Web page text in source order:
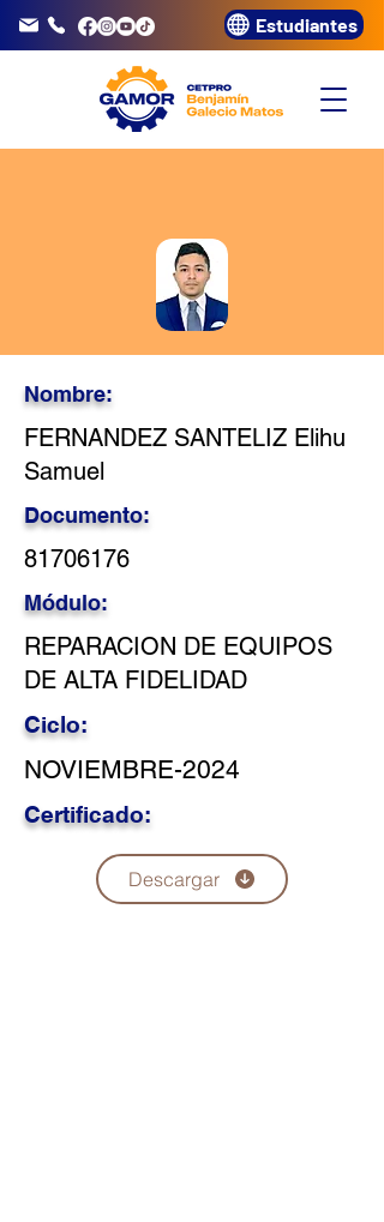
3320072 Estudiantes
Nombre:
FERNANDEZ SANTELIZ Elihu
Samuel
Documento:
81706176
Módulo:
REPARACION DE EQUIPOS
DE ALTA FIDELIDAD
Ciclo:
NOVIEMBRE-2024
Certificado:
Descargar